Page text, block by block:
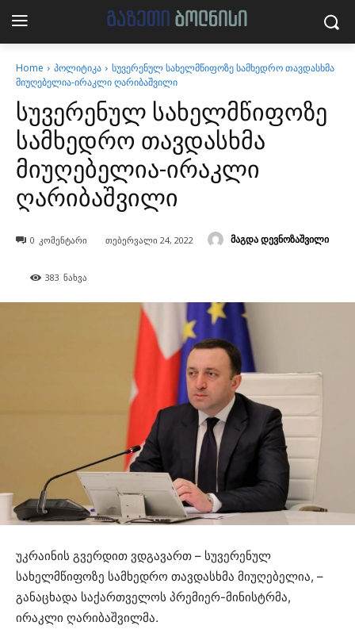
Home პოლიტიკა
სუვერენულ სახელმწიფოზე სამხედრო თავდასხმა
მიუღებელია-ირაკლი ღარიბაშვილი
სუვერენულ სახელმწიფოზე
სამხედრო თავდასხმა
მიუღებელია-ირაკლი
ღარიბაშვილი
მაგდა დევნოზაშვილი
თებერვალი 24, 2022
0 კომენტარი
383 ნახვა
უკრაინის გვერდით ვდგავართ – სუვერენულ
სახელმწიფოზე სამხედრო თავდასხმა მიუღებელია, –
განაცხადა საქართველოს პრემიერ-მინისტრმა,
ირაკლი ღარიბაშვილმა.